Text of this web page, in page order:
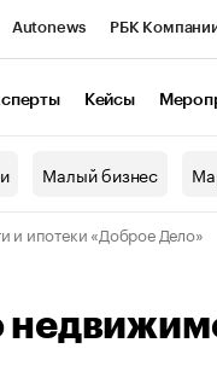
Autonews РБК
Кейсы
Малый бизнес
и ипотеки «Доброе Дело»